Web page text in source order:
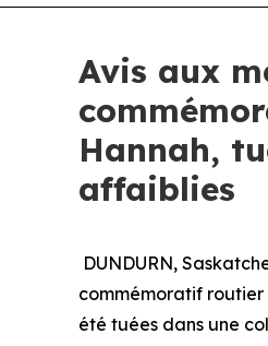
Avis aux
Hannah,
affaiblies
DUNDURN,
commémoratif
été tuées dans une